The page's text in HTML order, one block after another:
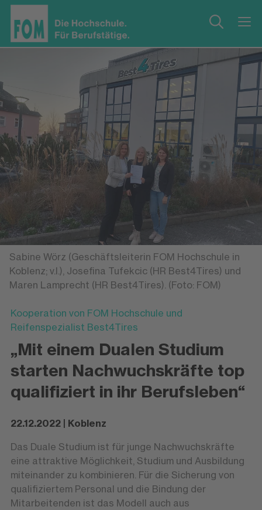
Sabine Wörz (Geschäftsleiterin FOM Hochschule in
Koblenz; v.l.), Josefina Tufekcic (HR Best4Tires) und
Maren Lamprecht (HR Best4Tires). (Foto: FOM)
Kooperation von FOM Hochschule und
Reifenspezialist Best4Tires
„Mit einem Dualen Studium
starten Nachwuchskräfte top
qualifiziert in ihr Berufsleben“
22.12.2022 | Koblenz
Das Duale Studium ist für junge Nachwuchskräfte
eine attraktive Möglichkeit, Studium und Ausbildung
miteinander zu kombinieren. Für die Sicherung von
qualifiziertem Personal und die Bindung der
Mitarbeitenden ist das Modell auch aus